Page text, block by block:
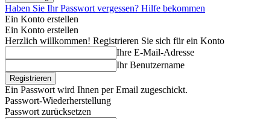
Haben Sie Ihr Passwort vergessen? Hilfe bekommen
Ein Konto erstellen
Ein Konto erstellen
Herzlich willkommen! Registrieren Sie sich für ein Konto
Ihre E-Mail-Adresse
Ihr Benutzername
Ein Passwort wird Ihnen per Email zugeschickt.
Passwort-Wiederherstellung
Passwort zurücksetzen